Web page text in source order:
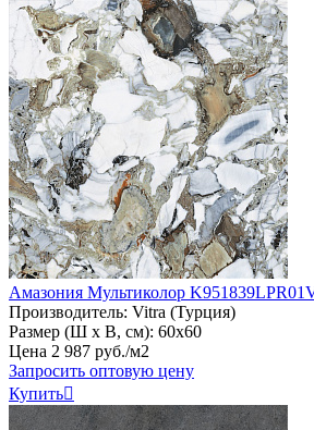
Амазония Мультиколор
Производитель: Vitra (Турция)
Размер (Ш х В, см): 60х60
Цена 2 987 руб./м2
Запросить оптовую цену
Купить